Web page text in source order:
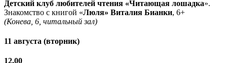
Детский клуб любителей чтения «Читающая лошадка».
Знакомство с книгой «Люля» Виталия Бианки, 6+
(Конева, 6, читальный зал)
11 августа (вторник)
12.00